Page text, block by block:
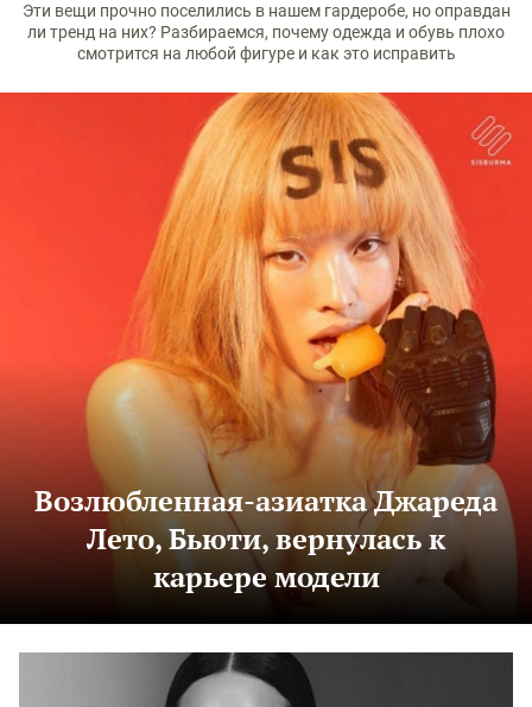
Эти вещи прочно поселились в нашем гардеробе, но оправдан
ли тренд на них? Разбираемся, почему одежда и обувь плохо
смотрится на любой фигуре и как это исправить
Возлюбленная-азиатка Джареда
Лето, Бьюти, вернулась к
карьере модели